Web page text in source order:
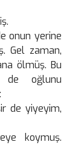
onun yerine
Gel zaman,
ölmüş. Bu
de oğlunu
de yiyeyim,
koymuş.